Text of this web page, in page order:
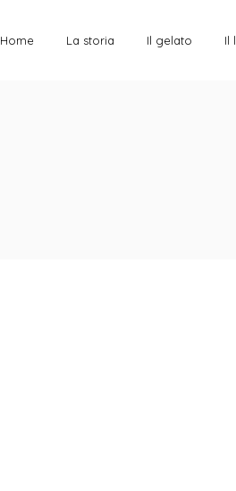
Home La storia Il gelato Il